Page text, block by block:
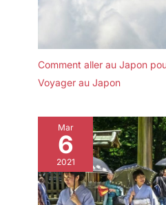
Comment aller au Japon
Voyager au Japon
Mar
6
2021